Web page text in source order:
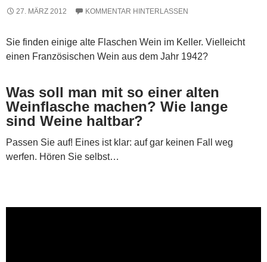
27. MÄRZ 2012 KOMMENTAR HINTERLASSEN
Sie finden einige alte Flaschen Wein im Keller. Vielleicht
einen Französischen Wein aus dem Jahr 1942?
Was soll man mit so einer alten
Weinflasche machen? Wie lange
sind Weine haltbar?
Passen Sie auf! Eines ist klar: auf gar keinen Fall weg
werfen. Hören Sie selbst…